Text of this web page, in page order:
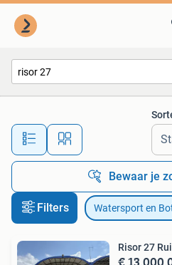
Alle
Bewaar je
Filters Watersport en
Risor 27